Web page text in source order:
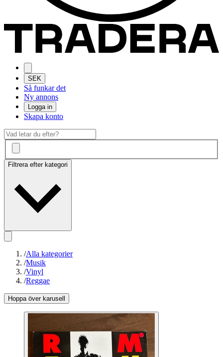
SEK
Så funkar det
Ny annons
Logga in
Skapa konto
Filtrera efter kategori
/Alla kategorier
/Musik
/Vinyl
/Reggae
Hoppa över karusell